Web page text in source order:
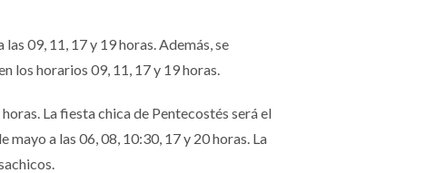
09, 11, 17 y 19 horas. Además, se
los horarios 09, 11, 17 y 19 horas.
La fiesta chica de Pentecostés será el
mayo a las 06, 08, 10:30, 17 y 20 horas. La